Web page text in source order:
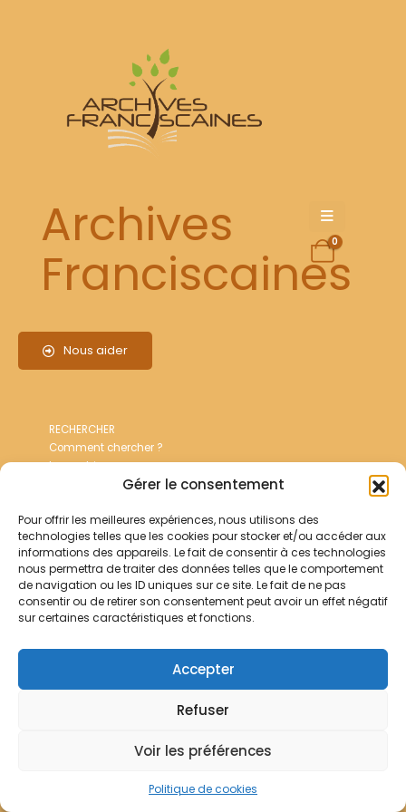
Gérer le consentement
Pour offrir les meilleures expériences, nous utilisons des
technologies telles que les cookies pour stocker et/ou accéder aux
informations des appareils. Le fait de consentir à ces technologies
nous permettra de traiter des données telles que le comportement
de navigation ou les ID uniques sur ce site. Le fait de ne pas
consentir ou de retirer son consentement peut avoir un effet négatif
sur certaines caractéristiques et fonctions.
Accepter
Refuser
Voir les préférences
Politique de cookies
Archives
Franciscaines
Nous aider
0
Archives Franciscaines
RECHERCHER
Comment chercher ?
Les archives
Notre démarche
Les bibliothèques
Contact
Votre panier
Mentions légales
© Archives Franciscaines 2025